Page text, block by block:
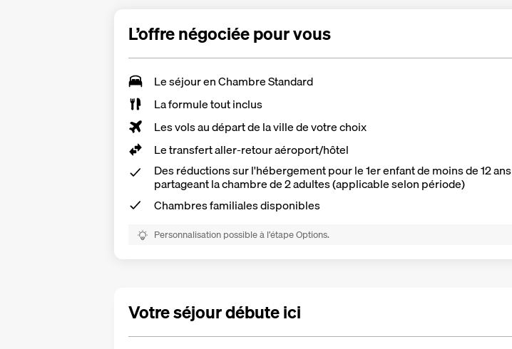
L’offre négociée pour vous
Le séjour enChambre Standard
Laformule tout inclus
Les vols au départ de la ville de votre choix
Letransfert aller-retour aéroport/hôtel
Des réductions sur l'hébergement pour le 1er enfant de moins de 12 ans
partageant la chambre de 2 adultes (applicable selon période)
Chambres familiales disponibles
Personnalisation possible à l’étape Options.
Votre séjour débute ici